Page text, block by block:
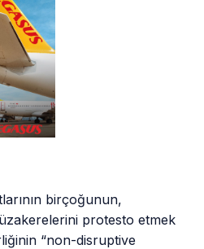
birçoğunun,
protesto etmek
“non-disruptive